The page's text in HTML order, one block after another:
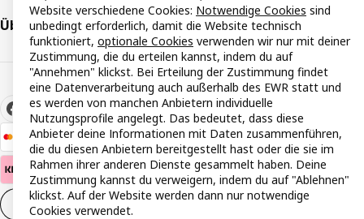
Über IKEA
Cookie-Einstellungen DE
Website verschiedene Cookies: Notwendige Cookies sind
unbedingt erforderlich, damit die Website technisch
funktioniert, optionale Cookies verwenden wir nur mit deiner
Zustimmung, die du erteilen kannst, indem du auf
"Annehmen" klickst. Bei Erteilung der Zustimmung findet
eine Datenverarbeitung auch außerhalb des EWR statt und
es werden von manchen Anbietern individuelle
Nutzungsprofile angelegt. Das bedeutet, dass diese
Anbieter deine Informationen mit Daten zusammenführen,
die du diesen Anbietern bereitgestellt hast oder die sie im
Rahmen ihrer anderen Dienste gesammelt haben. Deine
Zustimmung kannst du verweigern, indem du auf "Ablehnen"
klickst. Auf der Website werden dann nur notwendige
Cookies verwendet.